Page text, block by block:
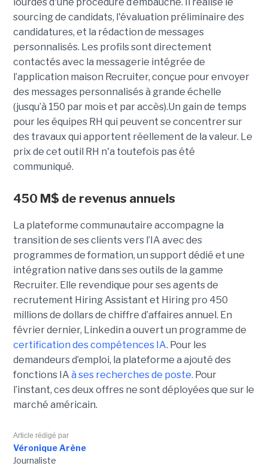
sourcing de candidats, l'évaluation préliminaire des
candidatures, et la rédaction de messages
personnalisés. Les profils sont directement
contactés avec la messagerie intégrée de
l’application maison Recruiter, conçue pour envoyer
des messages personnalisés à grande échelle
(jusqu’à 150 par mois et par accès).Un gain de temps
pour les équipes RH qui peuvent se concentrer sur
des travaux qui apportent réellement de la valeur. Le
prix de cet outil RH n'a toutefois pas été
communiqué.
450 M$ de revenus annuels
La plateforme communautaire accompagne la
transition de ses clients vers l’IA avec des
programmes de formation, un support dédié et une
intégration native dans ses outils de la gamme
Recruiter. Elle revendique pour ses agents de
recrutement Hiring Assistant et Hiring pro 450
millions de dollars de chiffre d’affaires annuel. En
février dernier, Linkedin a ouvert un programme de
certification des compétences IA. Pour les
demandeurs d’emploi, la plateforme a ajouté des
fonctions IA à ses recherches de poste. Pour
l’instant, ces deux offres ne sont déployées que sur le
marché américain.
Article rédigé par
Véronique Arène
Journaliste